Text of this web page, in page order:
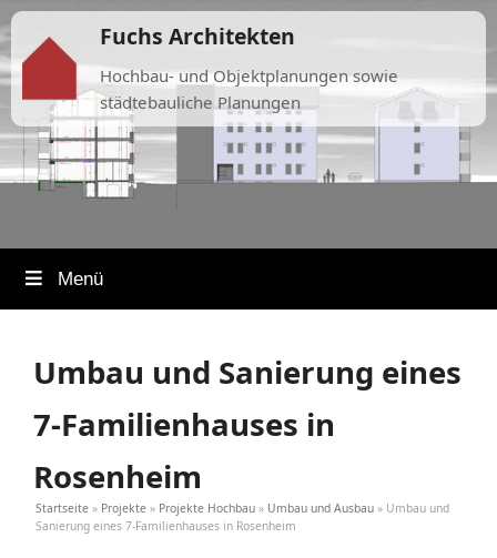
Fuchs Architekten
Hochbau- und Objektplanungen sowie
städtebauliche Planungen
Menü
Umbau und Sanierung eines
7-Familienhauses in
Rosenheim
Startseite » Projekte » Projekte Hochbau » Umbau und Ausbau » Umbau und
Sanierung eines 7-Familienhauses in Rosenheim